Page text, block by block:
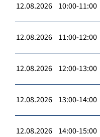
12.08.2026 10:00-11:00
12.08.2026 11:00-12:00
12.08.2026 12:00-13:00
12.08.2026 13:00-14:00
12.08.2026 14:00-15:00